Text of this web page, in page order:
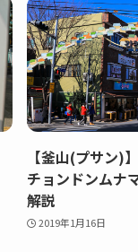
【釜山(プサン)
チョンドンムナ
解説
2019年1月16日